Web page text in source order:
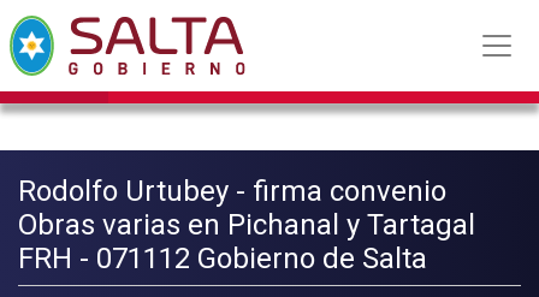
Rodolfo Urtubey - firma convenio
Obras varias en Pichanal y Tartagal
FRH - 071112 Gobierno de Salta